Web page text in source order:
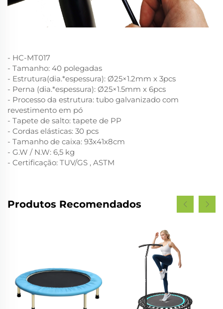
- HC-MT017
- Tamanho: 40 polegadas
- Estrutura(dia.*espessura): Ø25×1.2mm x 3pcs
- Perna (dia.*espessura): Ø25×1.5mm x 6pcs
- Processo da estrutura: tubo galvanizado com
revestimento em pó
- Tapete de salto: tapete de PP
- Cordas elásticas: 30 pcs
- Tamanho de caixa: 93x41x8cm
- G.W / N.W: 6,5 kg
- Certificação: TUV/GS , ASTM
Produtos Recomendados